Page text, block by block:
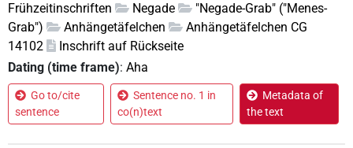
Frühzeitinschriften
Negade
"Negade-Grab" ("Menes-
Grab")
Anhängetäfelchen
Anhängetäfelchen CG
14102
Inschrift auf Rückseite
Dating (time frame): Aha
Go to/cite
sentence
Sentence no. 1 in
co(n)text
Metadata of
the text